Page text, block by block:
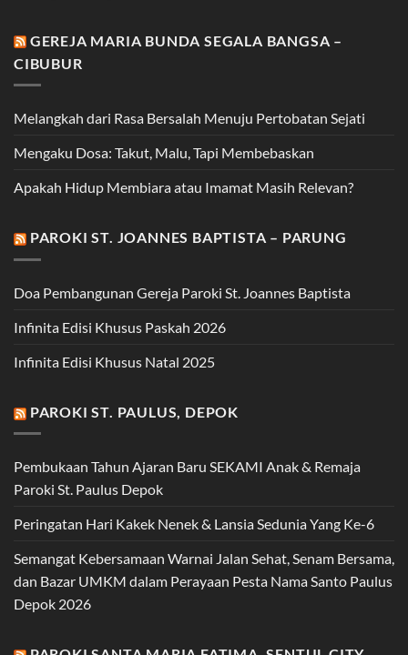
GEREJA MARIA BUNDA SEGALA BANGSA –
CIBUBUR
Melangkah dari Rasa Bersalah Menuju Pertobatan Sejati
Mengaku Dosa: Takut, Malu, Tapi Membebaskan
Apakah Hidup Membiara atau Imamat Masih Relevan?
PAROKI ST. JOANNES BAPTISTA – PARUNG
Doa Pembangunan Gereja Paroki St. Joannes Baptista
Infinita Edisi Khusus Paskah 2026
Infinita Edisi Khusus Natal 2025
PAROKI ST. PAULUS, DEPOK
Pembukaan Tahun Ajaran Baru SEKAMI Anak & Remaja
Paroki St. Paulus Depok
Peringatan Hari Kakek Nenek & Lansia Sedunia Yang Ke-6
Semangat Kebersamaan Warnai Jalan Sehat, Senam Bersama,
dan Bazar UMKM dalam Perayaan Pesta Nama Santo Paulus
Depok 2026